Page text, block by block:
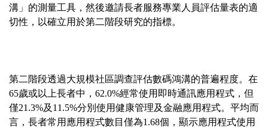
溝」的測量工具，然後邀請長者服務專業人員評估量表的適
切性，以確立用於第二階段研究的指標。
第二階段透過大規模社區調查評估數碼鴻溝的普遍程度。在
65歲或以上長者中，62.0%經常使用即時通訊應用程式，但
僅21.3%及11.5%分別使用健康管理及金融應用程式。平均而
言，長者常用應用程式數目僅為1.68個，顯示應用程式使用